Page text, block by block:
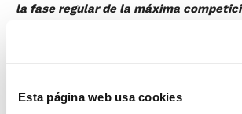
Esta página web usa cookies
la fase regular de la máxima
grupo que depara enfrentamientos
campeón recientemente como
jugadores como Lafayette o Shengelia.